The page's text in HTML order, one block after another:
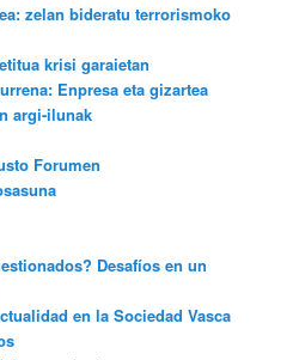
zelan bideratu terrorismoko
krisi garaietan
Enpresa eta gizartea
argi-ilunak
Forumen
Desafíos en un
en la Sociedad Vasca